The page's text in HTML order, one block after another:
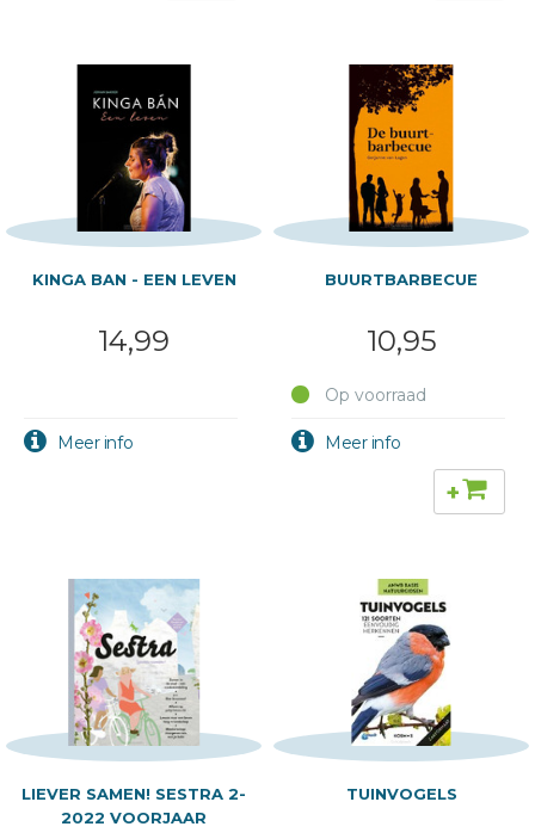
KINGA BAN - EEN LEVEN
14,99
BUURTBARBECUE
10,95
Op voorraad
+
LIEVER SAMEN! SESTRA 2-
2022 VOORJAAR
TUINVOGELS